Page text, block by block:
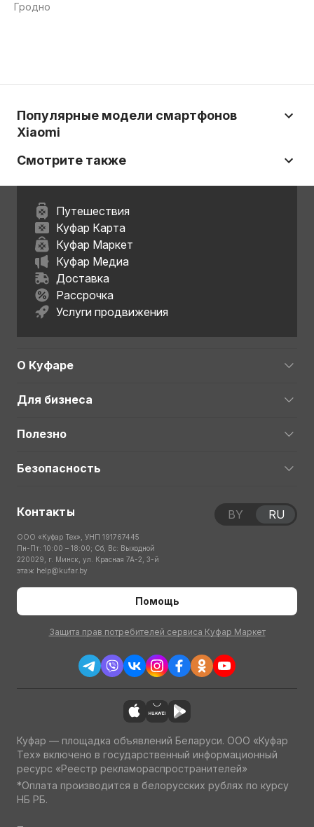
Гродно
Популярные модели смартфонов
Xiaomi
Смотрите также
Путешествия
Куфар Карта
Куфар Маркет
Куфар Медиа
Доставка
Рассрочка
Услуги продвижения
О Куфаре
Для бизнеса
Полезно
Безопасность
Контакты
ООО «Куфар Тех», УНП 191767445
Пн-Пт: 10:00 – 18:00; Сб, Вс: Выходной
220029, г. Минск, ул. Красная 7А-2, 3-й
этаж help@kufar.by
Помощь
Защита прав потребителей сервиса Куфар Маркет
BY RU
Куфар — площадка объявлений Беларуси. ООО «Куфар
Тех» включено в государственный информационный
ресурс «Реестр рекламораспространителей»
*Оплата производится в белорусских рублях по курсу
НБ РБ.